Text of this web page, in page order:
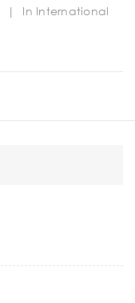
| In International